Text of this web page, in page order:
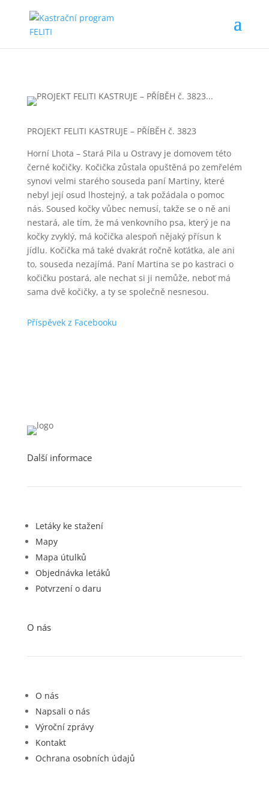
PROJEKT FELITI KASTRUJE – PŘÍBĚH č. 3823
Horní Lhota – Stará Pila u Ostravy je domovem této
černé kočičky. Kočička zůstala opuštěná po zemřelém
synovi velmi starého souseda paní Martiny, které
nebyl její osud lhostejný, a tak požádala o pomoc
nás. Soused kočky vůbec nemusí, takže se o ně ani
nestará, ale tím, že má venkovního psa, který je na
kočky zvyklý, má kočička alespoň nějaký přísun k
jídlu. Kočička má také dvakrát ročně koťátka, ale ani
to, souseda nezajímá. Paní Martina se po kastraci o
kočičku postará, ale nechat si ji nemůže, neboť má
sama dvě kočičky, a ty se společně nesnesou.
Příspěvek z Facebooku
Další informace
Letáky ke stažení
Mapy
Mapa útulků
Objednávka letáků
Potvrzení o daru
O nás
O nás
Napsali o nás
Výroční zprávy
Kontakt
Ochrana osobních údajů